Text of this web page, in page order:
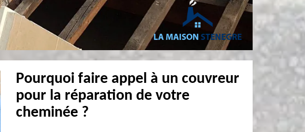
Pourquoi faire appel à un couvreur
pour la réparation de votre
cheminée ?